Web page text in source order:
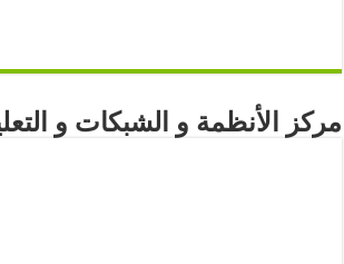
مركز الأنظمة و الشبكات و